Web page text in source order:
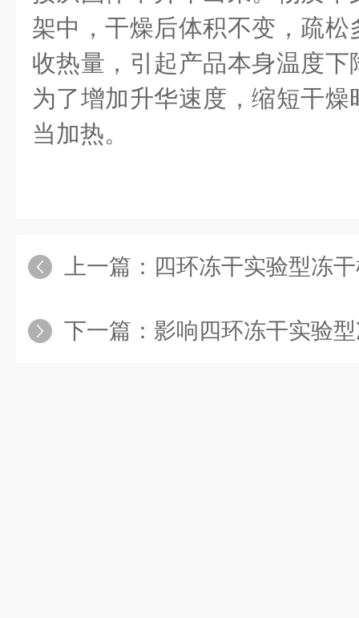
架中，干燥后体积不变，疏
收热量，引起产品本身温度
为了增加升华速度，缩短干
当加热。
上一篇： 四环冻干实验型冻干机
下一篇： 影响四环冻干实验型